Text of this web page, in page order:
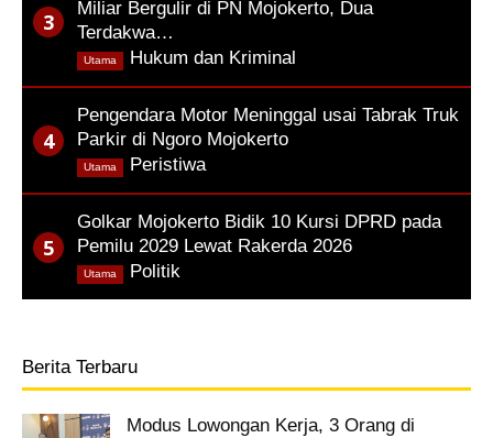
Miliar Bergulir di PN Mojokerto, Dua
Terdakwa…
Hukum dan Kriminal
Utama
Pengendara Motor Meninggal usai Tabrak Truk
Parkir di Ngoro Mojokerto
Peristiwa,
Utama
Golkar Mojokerto Bidik 10 Kursi DPRD pada
Pemilu 2029 Lewat Rakerda 2026
Politik
Utama
Berita Terbaru
Modus Lowongan Kerja, 3 Orang di